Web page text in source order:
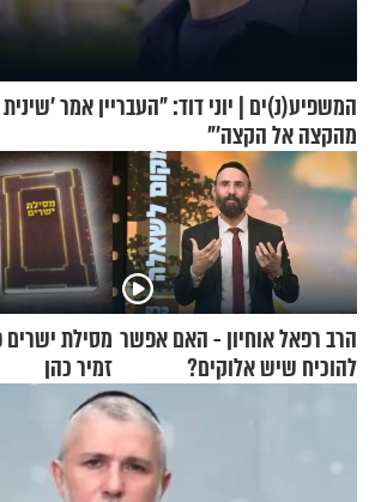
המשפיע(נ)ים | יוני דוד: "העבריין אמר
מהקצה אל הקצה'"
הרב רפאל אוחיון - האם אפשר
להוכיח שיש אלוקים?
מסילת
זמיר כהן